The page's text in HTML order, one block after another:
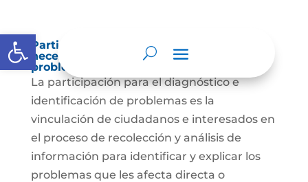
Abrir barra de herramientas
Participación para el diagnóstico de
necesidades e identificación de
problemas.
La participación para el diagnóstico e
identificación de problemas es la
vinculación de ciudadanos e interesados en
el proceso de recolección y análisis de
información para identificar y explicar los
problemas que les afecta directa o